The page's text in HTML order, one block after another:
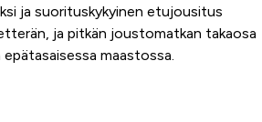
ja suorituskykyinen etujousitus
ja pitkän joustomatkan takaosa
maastossa.